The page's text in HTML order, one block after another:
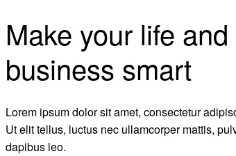
Make your life and
business smart
Lorem ipsum dolor sit amet, consectetur
Ut elit tellus, luctus nec ullamcorper mattis,
dapibus leo.